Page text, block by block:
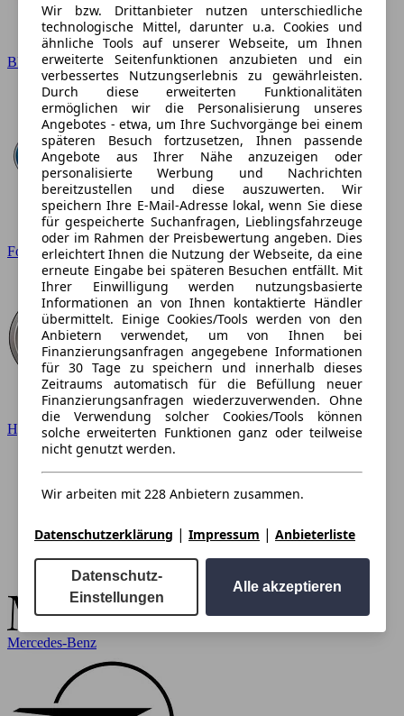
BMW
Ford
Hyundai
Mercedes-Benz
Wir bzw. Drittanbieter nutzen unterschiedliche
technologische Mittel, darunter u.a. Cookies und
ähnliche Tools auf unserer Webseite, um Ihnen
erweiterte Seitenfunktionen anzubieten und ein
verbessertes Nutzungserlebnis zu gewährleisten.
Durch diese erweiterten Funktionalitäten
ermöglichen wir die Personalisierung unseres
Angebotes - etwa, um Ihre Suchvorgänge bei einem
späteren Besuch fortzusetzen, Ihnen passende
Angebote aus Ihrer Nähe anzuzeigen oder
personalisierte Werbung und Nachrichten
bereitzustellen und diese auszuwerten. Wir
speichern Ihre E-Mail-Adresse lokal, wenn Sie diese
für gespeicherte Suchanfragen, Lieblingsfahrzeuge
oder im Rahmen der Preisbewertung angeben. Dies
erleichtert Ihnen die Nutzung der Webseite, da eine
erneute Eingabe bei späteren Besuchen entfällt. Mit
Ihrer Einwilligung werden nutzungsbasierte
Informationen an von Ihnen kontaktierte Händler
übermittelt. Einige Cookies/Tools werden von den
Anbietern verwendet, um von Ihnen bei
Finanzierungsanfragen angegebene Informationen
für 30 Tage zu speichern und innerhalb dieses
Zeitraums automatisch für die Befüllung neuer
Finanzierungsanfragen wiederzuverwenden. Ohne
die Verwendung solcher Cookies/Tools können
solche erweiterten Funktionen ganz oder teilweise
nicht genutzt werden.
Wir arbeiten mit 228 Anbietern zusammen.
Datenschutzerklärung | Impressum | Anbieterliste
Datenschutz-
Einstellungen
Alle akzeptieren